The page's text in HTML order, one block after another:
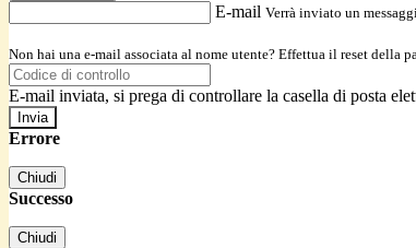
E-mail Verrà inviato un
Non hai una e-mail associata al nome utente? Effettua il reset della
E-mail inviata, si prega di controllare la casella di posta
Errore
Chiudi
Successo
Chiudi